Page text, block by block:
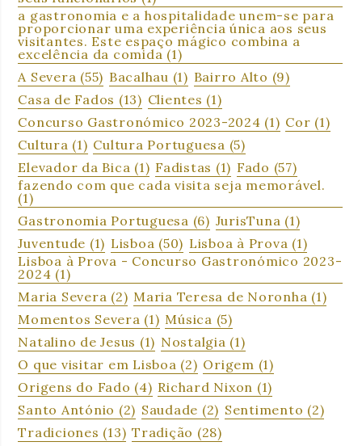
a gastronomia e a hospitalidade unem-se para
proporcionar uma experiência única aos seus
visitantes. Este espaço mágico combina a
excelência da comida (1)
A Severa (55) Bacalhau (1) Bairro Alto (9)
Casa de Fados (13) Clientes (1)
Concurso Gastronómico 2023-2024 (1) Cor (1)
Cultura (1) Cultura Portuguesa (5)
Elevador da Bica (1) Fadistas (1) Fado (57)
fazendo com que cada visita seja memorável.
(1)
Gastronomia Portuguesa (6) JurisTuna (1)
Juventude (1) Lisboa (50) Lisboa à Prova (1)
Lisboa à Prova - Concurso Gastronómico 2023-
2024 (1)
Maria Severa (2) Maria Teresa de Noronha (1)
Momentos Severa (1) Música (5)
Natalino de Jesus (1) Nostalgia (1)
O que visitar em Lisboa (2) Origem (1)
Origens do Fado (4) Richard Nixon (1)
Santo António (2) Saudade (2) Sentimento (2)
Tradiciones (13) Tradição (28)